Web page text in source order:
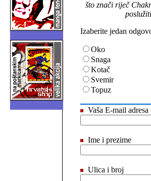
što znači riječ
Izaberite jedan
Oko
Snaga
Kotač
Svemir
Topuz
Vaša E-mail
Ime i prezime
Ulica i broj